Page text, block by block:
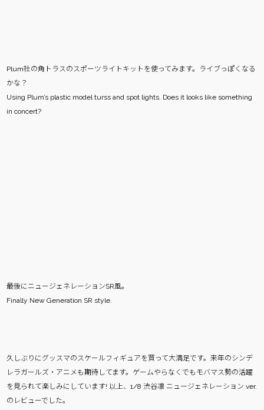
Plum社の角トラスのスポーツライトキットを使ってみます。ライブっぽくなる
かな？
Using Plum’s plastic model turss and spot lights. Does it looks like something
in concert?
最後にニュージェネレーションSR風。
Finally New Generation SR style.
久しぶりにグッスマのスケールフィギュアを買って大満足です。来年のシンデ
レラガールズ・アニメも期待してます。ゲームやらなくでもモバマス勢の活躍
を見られて楽しみにしています! 以上、1/8 渋谷凛 ニュージェネレーション ver.
のレビューでした。